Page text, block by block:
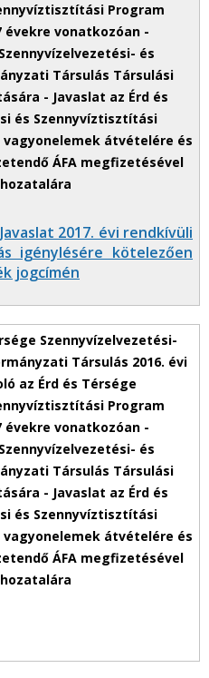
2017. évi rendkívüli
igénylésére kötelezően
jogcímén